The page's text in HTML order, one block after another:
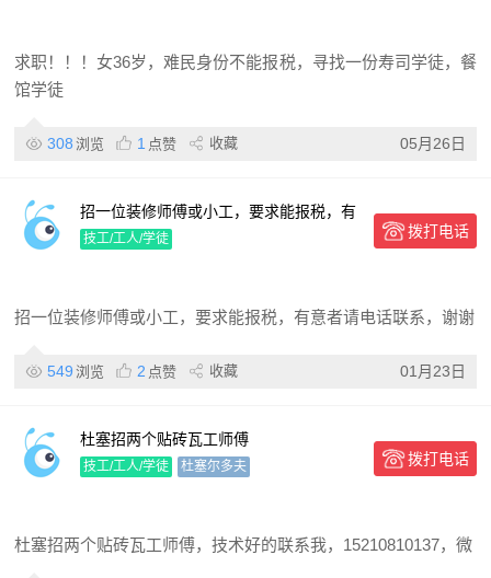
求职！！！女36岁，难民身份不能报税，寻找一份寿司学徒，餐
馆学徒
308 浏览 1 点赞 收藏 05月26日
招一位装修师傅或小工，要求能报税，有
意者请电话联系
技工/工人/学徒 拨打电话
招一位装修师傅或小工，要求能报税，有意者请电话联系，谢谢
549 浏览 2 点赞 收藏 01月23日
杜塞招两个贴砖瓦工师傅
技工/工人/学徒 杜塞尔多夫 拨打电话
杜塞招两个贴砖瓦工师傅，技术好的联系我，15210810137，微